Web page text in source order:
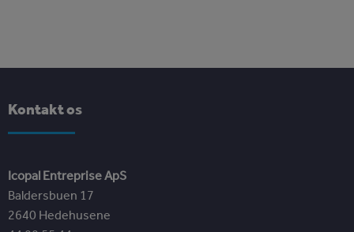
Kontakt os
Icopal Entreprise ApS
Baldersbuen 17
2640 Hedehusene